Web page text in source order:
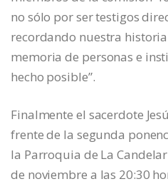
no sólo por ser testigos
recordando nuestra
memoria de personas e
hecho posible”.
Finalmente el sacerdote
frente de la segunda
la Parroquia de La
de noviembre a las 20:30